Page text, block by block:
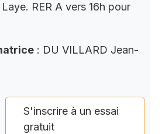
RER A vers 16h pour
: DU VILLARD Jean-
S'inscrire à un essai
gratuit